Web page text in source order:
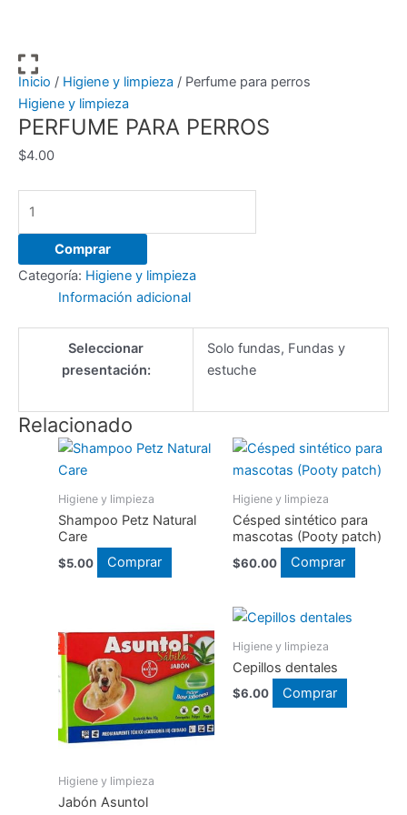
contenido
Inicio / Higiene y limpieza / Perfume para perros
Higiene y limpieza
PERFUME PARA PERROS
$4.00
para
perros
cantidad
Comprar
Categoría: Higiene y limpieza
Información adicional
Seleccionar
presentación:
Solo fundas, Fundas y
estuche
Relacionado
Higiene y limpieza
Shampoo Petz Natural
Care
$5.00 Comprar
múltiples
variantes.
Las
opciones
se
pueden
Higiene y limpieza
Césped sintético para
mascotas (Pooty patch)
$60.00 Comprar
Higiene y limpieza
Jabón Asuntol
Higiene y limpieza
Cepillos dentales
$6.00 Comprar